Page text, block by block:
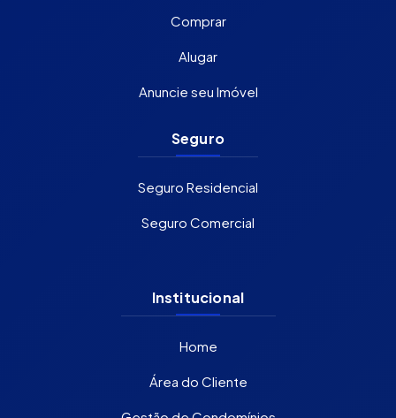
Comprar
Alugar
Anuncie seu Imóvel
Seguro
Seguro Residencial
Seguro Comercial
Institucional
Home
Área do Cliente